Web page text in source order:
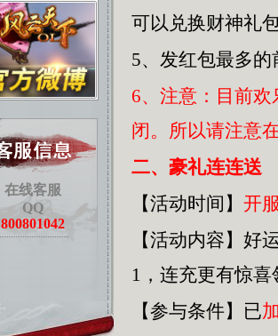
在线客服
QQ
800801042
可以兑换财神礼
5、发红包最多
6、注意：目前
闭。所以请注意
二、豪礼连连送
【活动时间】 开
【活动内容】好
1，连充更有惊
【参与条件】已